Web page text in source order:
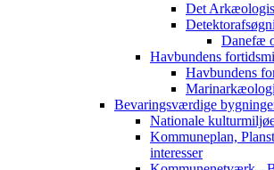
Det
Danefæ
Havbundens
Havbundens
Bevaringsværdige
Nationale
Kommuneplan,
interesser